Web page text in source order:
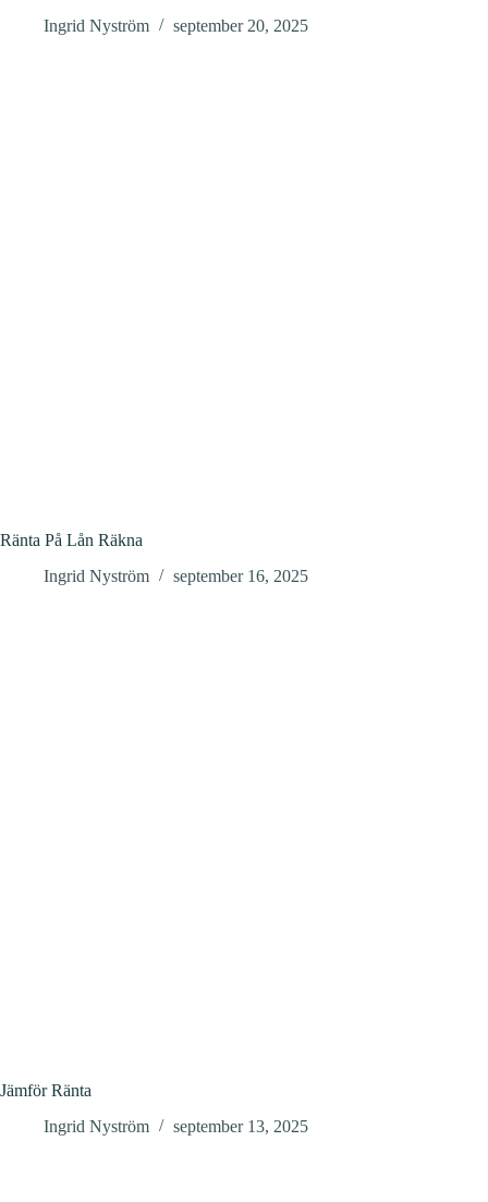
Ingrid Nyström september 20, 2025
Ränta På Lån Räkna
Ingrid Nyström
september 16, 2025
Jämför Ränta
Ingrid Nyström
september 13, 2025